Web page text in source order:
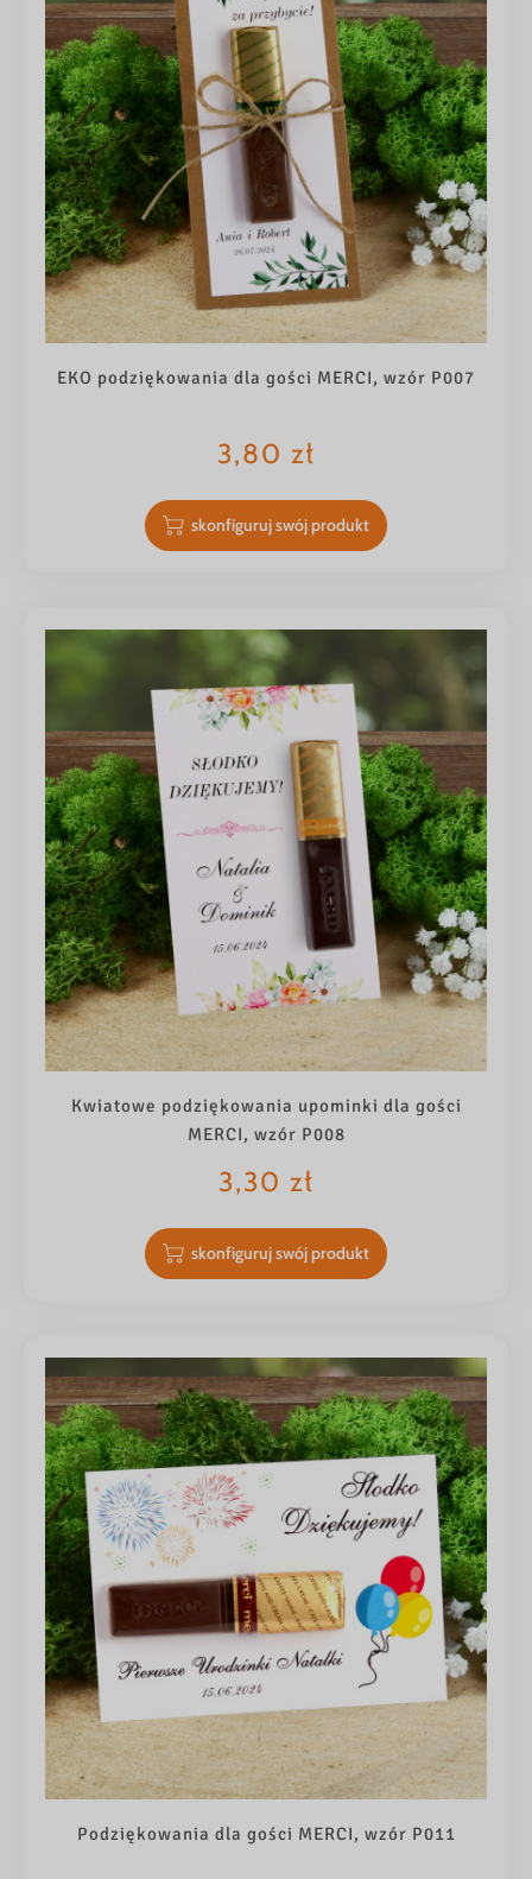
EKO podziękowania dla gości MERCI, wzór P007
3,80 zł
skonfiguruj swój produkt
Kwiatowe podziękowania upominki dla gości
MERCI, wzór P008
3,30 zł
skonfiguruj swój produkt
Podziękowania dla gości MERCI, wzór P011